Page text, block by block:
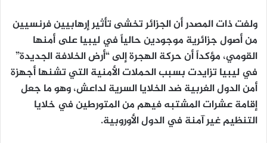
ولفت ذات المصدر أن الجزائر تخشى تأثير إرهابيين فرنسيين
من أصول جزائرية موجودين حالياً في ليبيا على أمنها
القومي، مؤكداً أن حركة الهجرة إلى “أرض الخلافة الجديدة”
في ليبيا تزايدت بسبب الحملات الأمنية التي تشنها أجهزة
أمن الدول الغربية ضد الخلايا السرية لداعش، وهو ما جعل
إقامة عشرات المشتبه فيهم من المتورطين في خلايا
التنظيم غير آمنة في الدول الأوروبية.